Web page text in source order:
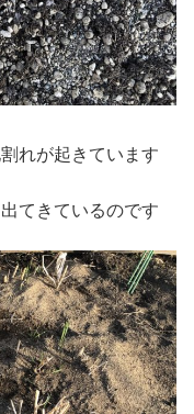
れが起きています
てきているのです